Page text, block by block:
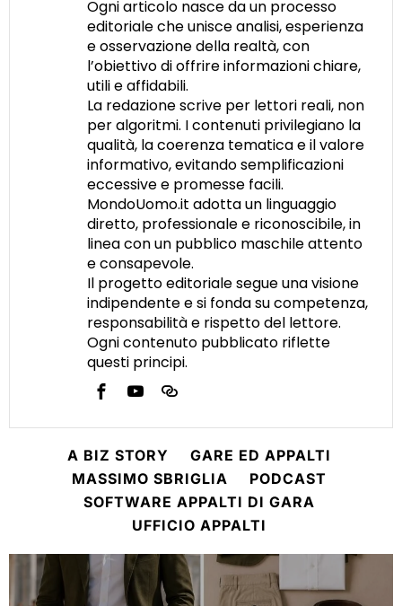
Ogni articolo nasce da un processo
editoriale che unisce analisi, esperienza
e osservazione della realtà, con
l’obiettivo di offrire informazioni chiare,
utili e affidabili.
La redazione scrive per lettori reali, non
per algoritmi. I contenuti privilegiano la
qualità, la coerenza tematica e il valore
informativo, evitando semplificazioni
eccessive e promesse facili.
MondoUomo.it adotta un linguaggio
diretto, professionale e riconoscibile, in
linea con un pubblico maschile attento
e consapevole.
Il progetto editoriale segue una visione
indipendente e si fonda su competenza,
responsabilità e rispetto del lettore.
Ogni contenuto pubblicato riflette
questi principi.
A BIZ STORY
GARE ED APPALTI
MASSIMO SBRIGLIA
PODCAST
SOFTWARE APPALTI DI GARA
UFFICIO APPALTI